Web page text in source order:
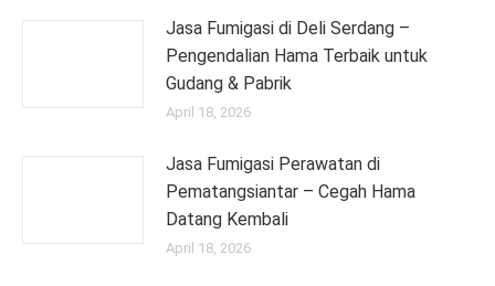
Jasa Fumigasi di Deli Serdang –
Pengendalian Hama Terbaik untuk
Gudang & Pabrik
April 18, 2026
Jasa Fumigasi Perawatan di
Pematangsiantar – Cegah Hama
Datang Kembali
April 18, 2026